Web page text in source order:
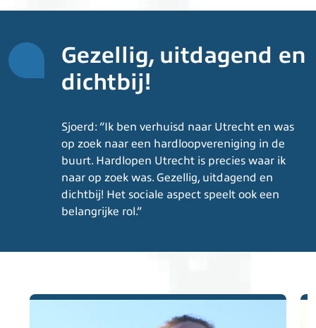
Gezellig, uitdagend en
dichtbij!
Sjoerd: “Ik ben verhuisd naar Utrecht en was
op zoek naar een hardloopvereniging in de
buurt. Hardlopen Utrecht is precies waar ik
naar op zoek was. Gezellig, uitdagend en
dichtbij! Het sociale aspect speelt ook een
belangrijke rol.”